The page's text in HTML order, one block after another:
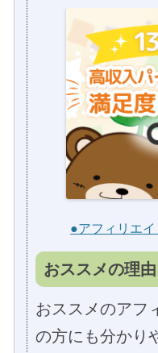
●アフィリエ
おススメの理由
おススメのアフ
の方にも分かり